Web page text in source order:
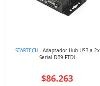
STARTECH - Adaptador Hub USB a 2x
Serial DB9 FTDI
$86.263